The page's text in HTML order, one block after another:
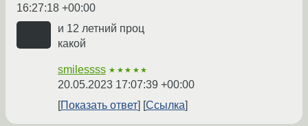
16:27:18 +00:00
и 12 летний проц
какой
smilessss ★★★★★
20.05.2023 17:07:39 +00:00
Показать ответ
Ссылка